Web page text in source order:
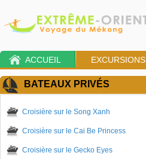
ACCUEIL EXCURSIONS
BATEAUX PRIVÉS
Croisière sur le Song Xanh
Croisière sur le Cai Be Princess
Croisière sur le Gecko Eyes